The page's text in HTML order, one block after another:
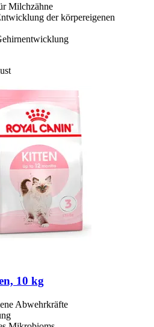
Milchzähne
der körpereigenen
10 kg
Abwehrkräfte